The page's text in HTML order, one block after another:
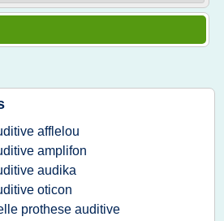
afflelou
amplifon
audika
oticon
prothese auditive